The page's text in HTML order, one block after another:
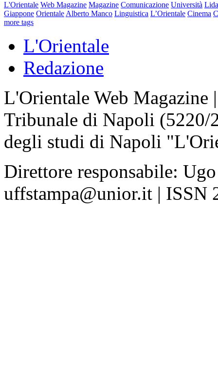
L'Orientale Web Magazine Magazine Comunicazione Università
Giappone Orientale Alberto Manco Linguistica L’Orientale Cinema
more tags
L'Orientale
Redazione
L'Orientale Web Magazine
Tribunale di Napoli
degli studi di Napoli
Direttore responsabile:
uffstampa@unior.it | ISSN